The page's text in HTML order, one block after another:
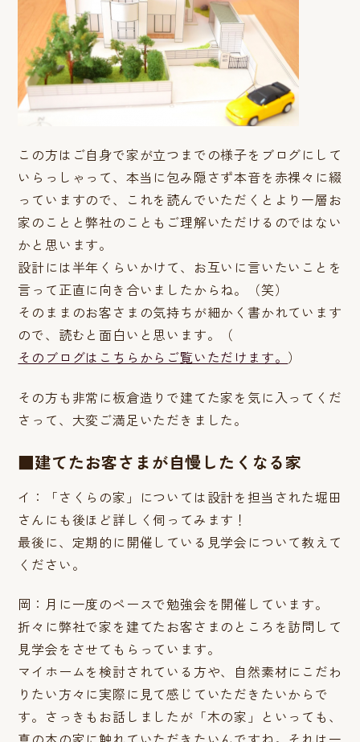
この方はご自身で家が立つまでの様子をブログにして
いらっしゃって、本当に包み隠さず本音を赤裸々に綴
っていますので、これを読んでいただくとより一層お
家のことと弊社のこともご理解いただけるのではない
かと思います。
設計には半年くらいかけて、お互いに言いたいことを
言って正直に向き合いましたからね。（笑）
そのままのお客さまの気持ちが細かく書かれています
ので、読むと面白いと思います。（
そのブログはこちらからご覧いただけます。 ）
その方も非常に板倉造りで建てた家を気に入ってくだ
さって、大変ご満足いただきました。
■建てたお客さまが自慢したくなる家
イ：「さくらの家」については設計を担当された堀田
さんにも後ほど詳しく伺ってみます！
最後に、定期的に開催している見学会について教えて
ください。
岡：月に一度のペースで勉強会を開催しています。
折々に弊社で家を建てたお客さまのところを訪問して
見学会をさせてもらっています。
マイホームを検討されている方や、自然素材にこだわ
りたい方々に実際に見て感じていただきたいからで
す。さっきもお話しましたが「木の家」といっても、